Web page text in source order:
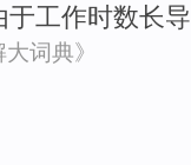
于工作时数长
词典》